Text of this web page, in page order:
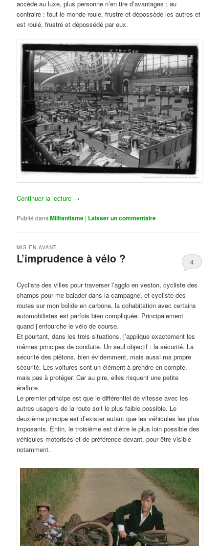
accède au luxe, plus personne n’en tire d’avantages ; au
contraire : tout le monde roule, frustre et dépossède les autres et
est roulé, frustré et dépossédé par eux.
Continuer la lecture →
Publié dansMilitantisme | Laisser un commentaire
L’imprudence à vélo ?
MIS EN AVANT
4
Cycliste des villes pour traverser l’agglo en veston, cycliste des
champs pour me balader dans la campagne, et cycliste des
routes sur mon bolide en carbone, la cohabitation avec certains
automobilistes est parfois bien compliquée. Principalement
quand j’enfourche le vélo de course.
Et pourtant, dans les trois situations, j’applique exactement les
mêmes principes de conduite. Un seul objectif : la sécurité. La
sécurité des piétons, bien évidemment, mais aussi ma propre
sécurité. Les voitures sont un élément à prendre en compte,
mais pas à protéger. Car au pire, elles risquent une petite
éraflure.
Le premier principe est que le différentiel de vitesse avec les
autres usagers de la route soit le plus faible possible. Le
deuxième principe est d’exister autant que les véhicules les plus
imposants. Enfin, le troisième est d’être le plus loin possible des
véhicules motorisés et de préférence devant, pour être visible
notamment.